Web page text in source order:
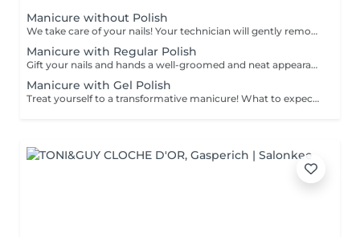
Manicure without Polish
We take care of your nails! Your technician will gently remove dead skin cells, shape and file your nails, and buff the outer surface for a smooth, natural finish. Our masters offer edged, hardware, or combined manicures, depending on your preferences. How is a manicure without polish done? - rough skin is gently removed - the shape of the nail plate is delicately corrected - the cuticle and side ridges are carefully tidied up - cuticle oil and hand cream are applied to nourish and hydrate Age restrictions: recommended from 14 years and up. Post procedure recommendations: no special post-care needed for this treatment. Frequency: once every 3 weeks.
Manicure with Regular Polish
Gift your nails and hands a well-groomed and neat appearance! Your technician will effectively remove dead skin cells, shape and file nails, and buff the outer surface. A regular nail polish is applied at the end of this treatment. Our masters do edged, hardware, or combined manicure. How is manicure with simple nail polish done? - rough skin is removed - the shape of the nail plate is corrected - the cuticle and side ridges are corrected - nail polish is applied - cuticle oil and hand cream are applied Age restrictions: recommended to do from 14 years. Post procedure recommendations: there are no post recommendations for this procedure. Frequency: once in 3 weeks.
Manicure with Gel Polish
Treat yourself to a transformative manicure! What to expect: - old polish is removed as a bonus - rough skin is removed - nails are shaped - cuticles and side ridges are polished - reinforcement is performed if chosen - semi-permanent polish is applied - cuticle oil and hand cream are applied Age: 16+ Frequency: every 3 weeks for best results. *Removal of old semi-permanent polish is included with the manicure. If you want a separate removal appointment, we charge €20 for the careful process that protects your nails. For the manicure, we leave a thin layer of old polish under the new layer to enhance the durability of the semi-permanent polish. *Please note that if semipermanent nail polish without manicure is chosen, rough skin, cuticle and side ridges won't be removed.